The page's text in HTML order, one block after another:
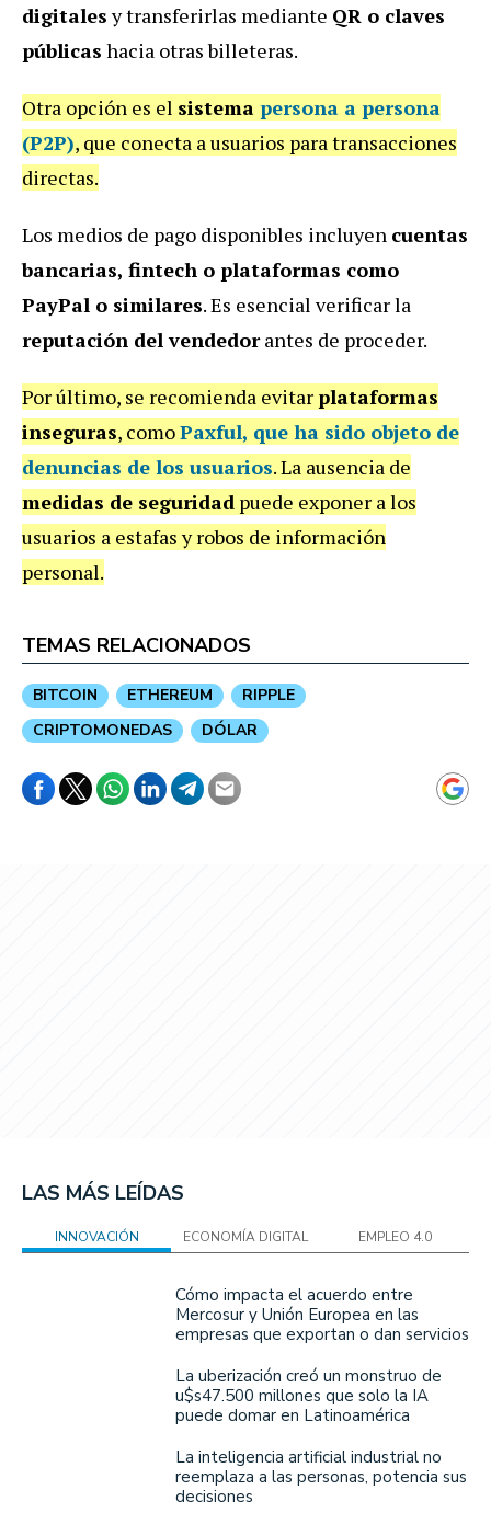
digitalesy transferirlas mediante QR o claves
públicas hacia otras billeteras.
Otra opción es el sistema persona a persona
(P2P), que conecta a usuarios para transacciones
directas.
Los medios de pago disponibles incluyen cuentas
bancarias, fintech o plataformas como
PayPal o similares. Es esencial verificar la
reputación del vendedorantes de proceder.
Por último, se recomienda evitarplataformas
inseguras, comoPaxful, que ha sido objeto de
denuncias de los usuarios. La ausencia de
medidas de seguridad puede exponer a los
usuarios a estafas y robos de información
personal.
TEMAS RELACIONADOS
BITCOIN ETHEREUM
RIPPLE
CRIPTOMONEDAS
DÓLAR
LAS MÁS LEÍDAS
INNOVACIÓN ECONOMÍA DIGITAL EMPLEO 4.0
Cómo impacta el acuerdo entre
Mercosur y Unión Europea en las
empresas que exportan o dan servicios
La uberización creó un monstruo de
u$s47.500 millones que solo la IA
puede domar en Latinoamérica
La inteligencia artificial industrial no
reemplaza a las personas, potencia sus
decisiones